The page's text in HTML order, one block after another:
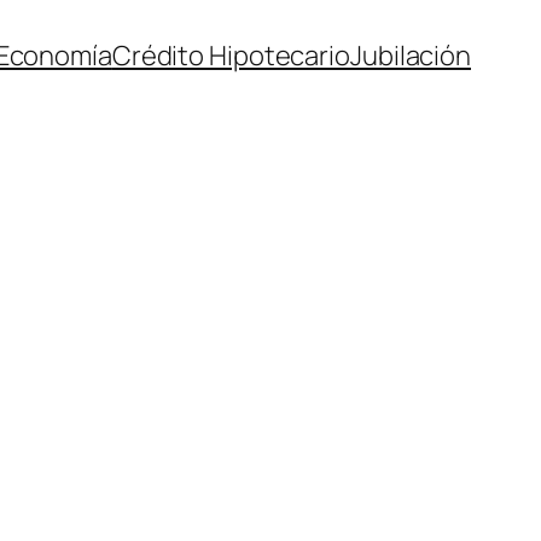
Crédito HipotecarioJubilación